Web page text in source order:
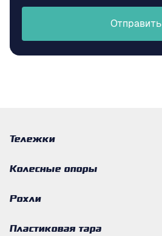
Отправить
Тележки
Колесные опоры
Рохли
Пластиковая тара